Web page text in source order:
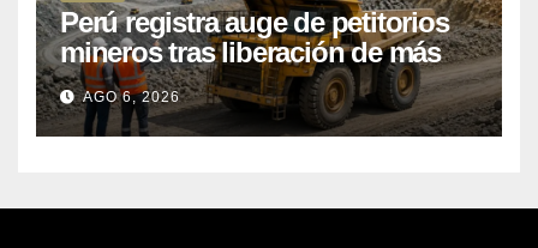
Perú registra auge de petitorios
mineros tras liberación de más
de mil concesiones para explorar
cobre y oro
AGO 6, 2026